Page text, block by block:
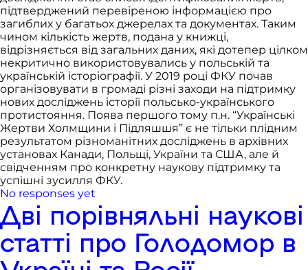
підтверджений перевіреною інформацією про
загиблих у багатьох джерелах та документах. Таким
чином кількість жертв, подана у книжці,
відрізняється від загальних даних, які дотепер цілком
некритично використовувались у польській та
українській історіографії. У 2019 році ФКУ почав
організовувати в громаді різні заходи на підтримку
нових досліджень історії польсько-українського
протистояння. Поява першого тому п.н. “Українські
Жертви Холмщини і Підляшшя” є не тільки плідним
результатом різноманітних досліджень в архівних
установах Канади, Польщі, України та США, але й
свідченням про конкретну наукову підтримку та
успішні зусилля ФКУ.
No responses yet
Дві порівняльні наукові
статті про Голодомор в